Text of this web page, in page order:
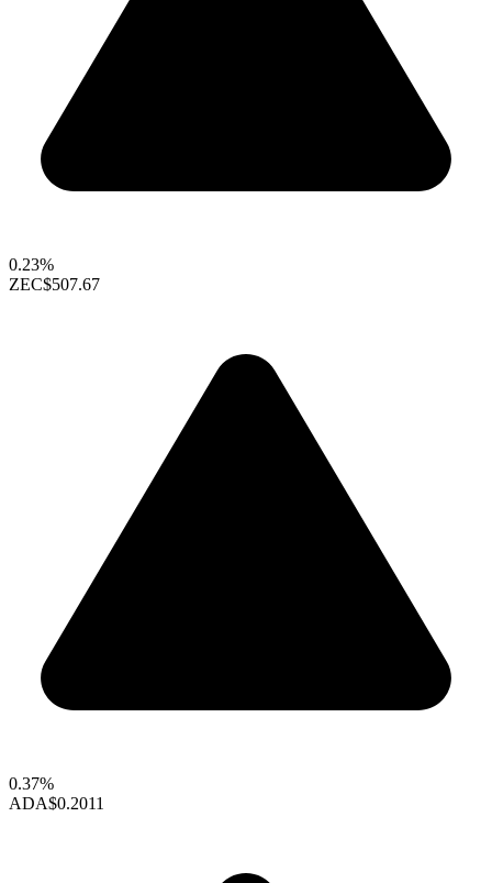
0.23%
ZEC$507.67
0.37%
ADA$0.2011